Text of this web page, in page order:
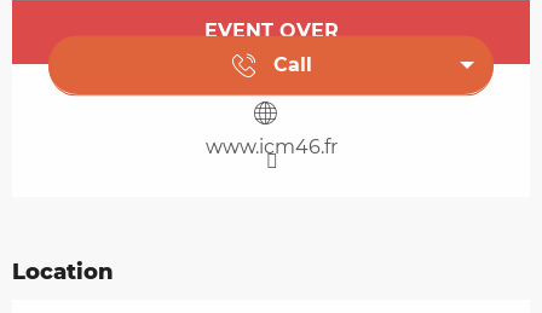
Opening hours & contact details
EVENT OVER
Call
www.icm46.fr
Location